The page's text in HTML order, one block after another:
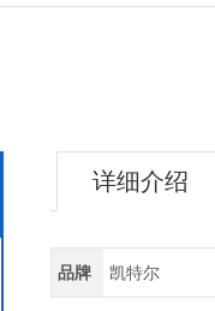
详细介绍
品牌 凯特尔